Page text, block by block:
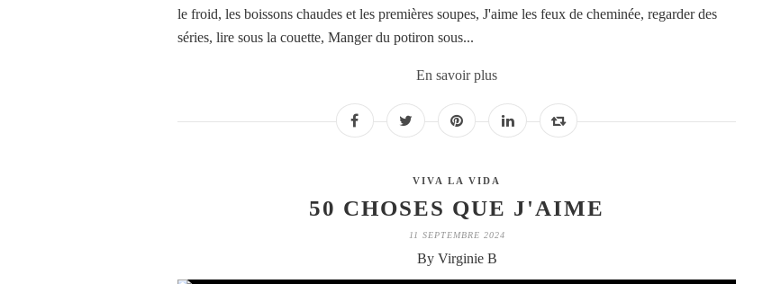
le froid, les boissons chaudes et les premières soupes, J'aime les feux de cheminée, regarder des
séries, lire sous la couette, Manger du potiron sous...
En savoir plus
VIVA LA VIDA
50 CHOSES QUE J'AIME
11 SEPTEMBRE 2024
By Virginie B